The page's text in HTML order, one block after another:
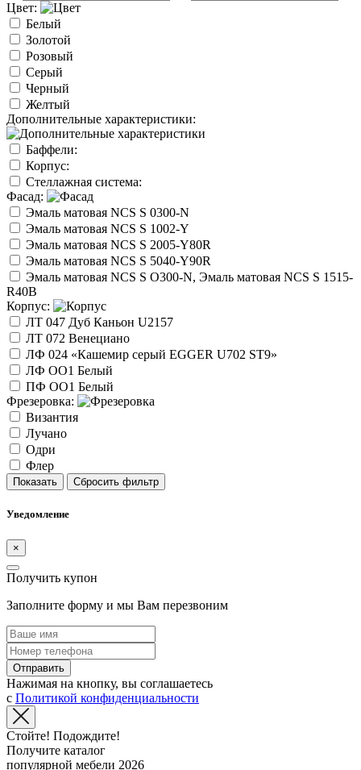
Цвет:
Белый
Золотой
Розовый
Серый
Черный
Желтый
Дополнительные характеристики:
Баффели:
Корпус:
Стеллажная система:
Фасад:
Эмаль матовая NCS S 0300-N
Эмаль матовая NCS S 1002-Y
Эмаль матовая NCS S 2005-Y80R
Эмаль матовая NCS S 5040-Y90R
Эмаль матовая NCS S O300-N, Эмаль матовая NCS S 1515-
R40B
Корпус:
ЛТ 047 Дуб Каньон U2157
ЛТ 072 Венециано
ЛФ 024 «Кашемир серый EGGER U702 ST9»
ЛФ ОО1 Белый
ПФ ОО1 Белый
Фрезеровка:
Византия
Лучано
Одри
Флер
Показать Сбросить фильтр
Уведомление
×
Получить купон
Заполните форму и мы Вам перезвоним
Отправить
Нажимая на кнопку, вы соглашаетесь
с Политикой конфиденциальности
Стойте! Подождите!
Получите каталог
популярной мебели 2026